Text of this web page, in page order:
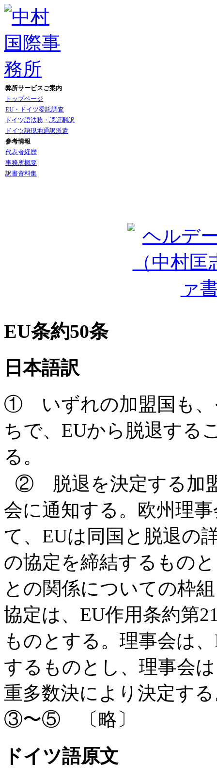
弊所サービスご案内
トップページ
EU・ドイツ委託調査
ドイツ語法務・認証翻訳
ドイツ語現地通訳派遣
参考情報
代表者経歴
事務所概要
訳書資料集
EU条約50条
日本語訳
① いずれの加盟国も、
ちで、EUから脱退する
る。
② 脱退を決定する加
会に通知する。欧州理
て、EUは同国と脱退の
の協定を締結するもの
との関係についての枠
協定は、EU作用条約第
ものとする。理事会は
するものとし、理事会
重多数決により決定す
③〜⑤ 〔略〕
ドイツ語原文